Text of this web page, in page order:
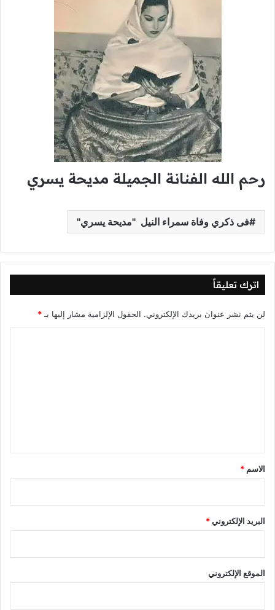
رحم الله الفنانة الجميلة مديحة يسري
فى ذكري وفاة سمراء النيل "مديحة يسري"
اترك تعليقاً
لن يتم نشر عنوان بريدك الإلكتروني. الحقول الإلزامية مشار إليها بـ *
*
الاسم *
البريد الإلكتروني*
الموقع الإلكتروني